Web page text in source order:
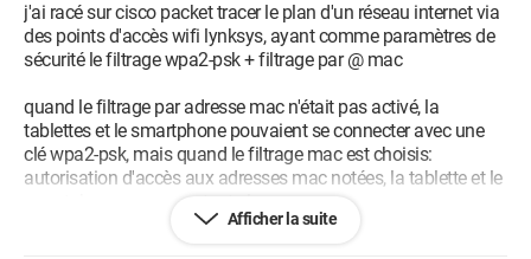
j'ai racé sur cisco packet tracer le plan d'un réseau internet via
des points d'accès wifi lynksys, ayant comme paramètres de
sécurité le filtrage wpa2-psk + filtrage par @ mac
quand le filtrage par adresse mac n'était pas activé, la
tablettes et le smartphone pouvaient se connecter avec une
clé wpa2-psk, mais quand le filtrage mac est choisis:
autorisation d'accès aux adresses mac notées, la tablette et le
smartphone ne connectent plus
vaut mieux qu'un long discours, pouvez
Afficher la suite